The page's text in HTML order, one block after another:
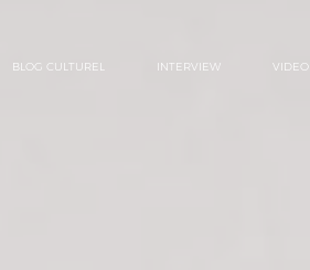
BLOG CULTUREL INTERVIEW VIDEO